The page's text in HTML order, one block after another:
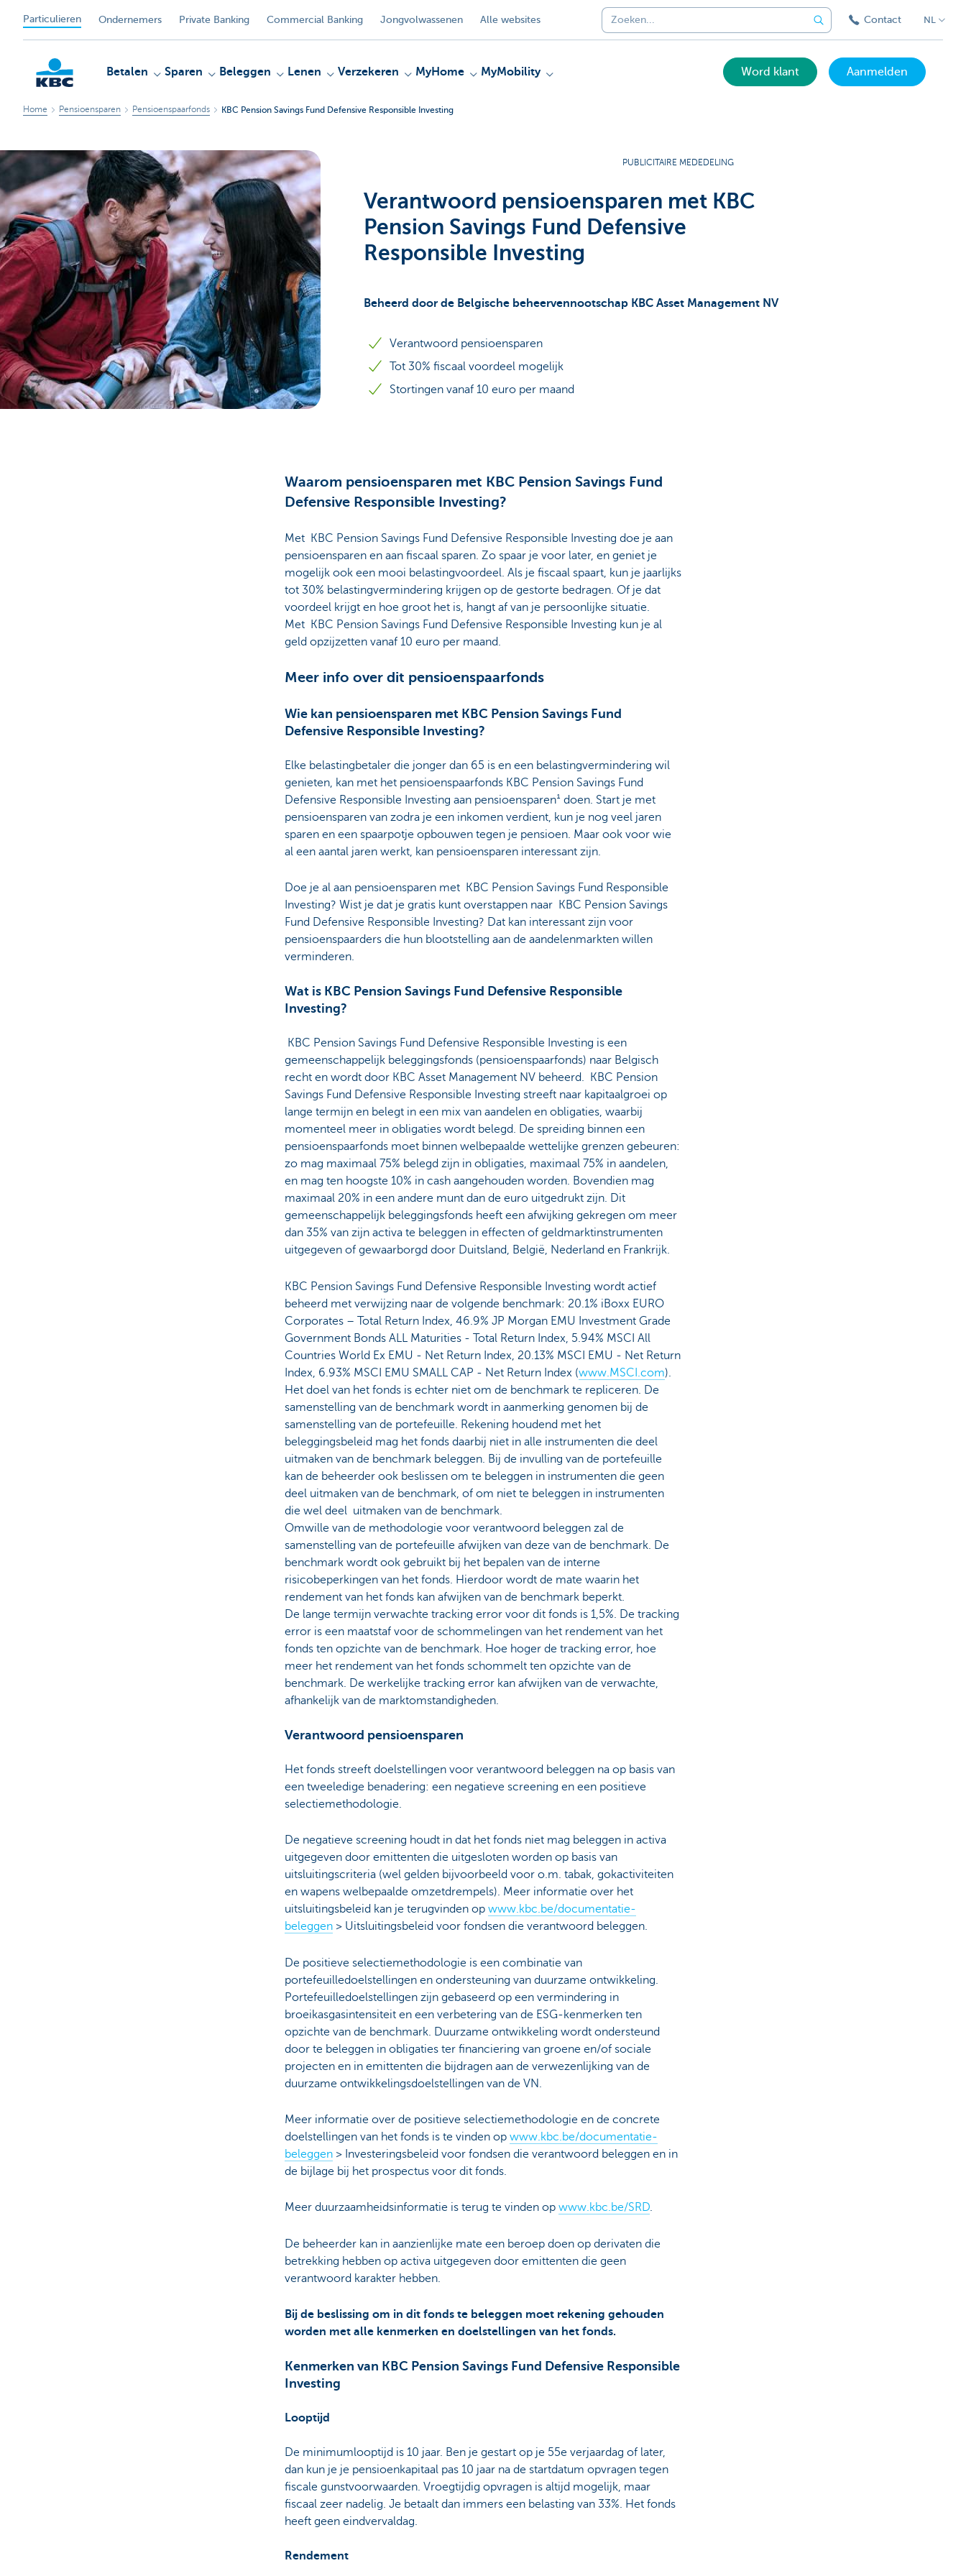
Particulieren Ondernemers Private Banking Commercial Banking Jongvolwassenen Alle websites Contact NL
KBC
Particulieren
Betalen Sparen Beleggen Lenen Verzekeren MyHome MyMobility Word klant Aanmelden
Home Pensioensparen Pensioenspaarfonds KBC Pension Savings Fund Defensive Responsible Investing
PUBLICITAIRE MEDEDELING
Verantwoord pensioensparen met KBC
Pension Savings Fund Defensive
Responsible Investing
Beheerd door de Belgische beheervennootschap KBC Asset Management NV
Verantwoord pensioensparen
Tot 30% fiscaal voordeel mogelijk
Stortingen vanaf 10 euro per maand
Waarom pensioensparen met KBC Pension Savings Fund
Defensive Responsible Investing?
Met KBC Pension Savings Fund Defensive Responsible Investing doe je aan
pensioensparen en aan fiscaal sparen. Zo spaar je voor later, en geniet je
mogelijk ook een mooi belastingvoordeel. Als je fiscaal spaart, kun je jaarlijks
tot 30% belastingvermindering krijgen op de gestorte bedragen. Of je dat
voordeel krijgt en hoe groot het is, hangt af van je persoonlijke situatie.
Met KBC Pension Savings Fund Defensive Responsible Investing kun je al
geld opzijzetten vanaf 10 euro per maand.
Meer info over dit pensioenspaarfonds
Wie kan pensioensparen met KBC Pension Savings Fund
Defensive Responsible Investing?
Elke belastingbetaler die jonger dan 65 is en een belastingvermindering wil
genieten, kan met het pensioenspaarfonds KBC Pension Savings Fund
Defensive Responsible Investing aan pensioensparen¹ doen. Start je met
pensioensparen van zodra je een inkomen verdient, kun je nog veel jaren
sparen en een spaarpotje opbouwen tegen je pensioen. Maar ook voor wie
al een aantal jaren werkt, kan pensioensparen interessant zijn.
Doe je al aan pensioensparen met KBC Pension Savings Fund Responsible
Investing? Wist je dat je gratis kunt overstappen naar KBC Pension Savings
Fund Defensive Responsible Investing? Dat kan interessant zijn voor
pensioenspaarders die hun blootstelling aan de aandelenmarkten willen
verminderen.
Wat is KBC Pension Savings Fund Defensive Responsible
Investing?
KBC Pension Savings Fund Defensive Responsible Investing is een
gemeenschappelijk beleggingsfonds (pensioenspaarfonds) naar Belgisch
recht en wordt door KBC Asset Management NV beheerd. KBC Pension
Savings Fund Defensive Responsible Investing streeft naar kapitaalgroei op
lange termijn en belegt in een mix van aandelen en obligaties, waarbij
momenteel meer in obligaties wordt belegd. De spreiding binnen een
pensioenspaarfonds moet binnen welbepaalde wettelijke grenzen gebeuren:
zo mag maximaal 75% belegd zijn in obligaties, maximaal 75% in aandelen,
en mag ten hoogste 10% in cash aangehouden worden. Bovendien mag
maximaal 20% in een andere munt dan de euro uitgedrukt zijn. Dit
gemeenschappelijk beleggingsfonds heeft een afwijking gekregen om meer
dan 35% van zijn activa te beleggen in effecten of geldmarktinstrumenten
uitgegeven of gewaarborgd door Duitsland, België, Nederland en Frankrijk.
KBC Pension Savings Fund Defensive Responsible Investing wordt actief
beheerd met verwijzing naar de volgende benchmark: 20.1% iBoxx EURO
Corporates – Total Return Index, 46.9% JP Morgan EMU Investment Grade
Government Bonds ALL Maturities - Total Return Index, 5.94% MSCI All
Countries World Ex EMU - Net Return Index, 20.13% MSCI EMU - Net Return
Index, 6.93% MSCI EMU SMALL CAP - Net Return Index (www.MSCI.com).
Het doel van het fonds is echter niet om de benchmark te repliceren. De
samenstelling van de benchmark wordt in aanmerking genomen bij de
samenstelling van de portefeuille. Rekening houdend met het
beleggingsbeleid mag het fonds daarbij niet in alle instrumenten die deel
uitmaken van de benchmark beleggen. Bij de invulling van de portefeuille
kan de beheerder ook beslissen om te beleggen in instrumenten die geen
deel uitmaken van de benchmark, of om niet te beleggen in instrumenten
die wel deel uitmaken van de benchmark.
Omwille van de methodologie voor verantwoord beleggen zal de
samenstelling van de portefeuille afwijken van deze van de benchmark. De
benchmark wordt ook gebruikt bij het bepalen van de interne
risicobeperkingen van het fonds. Hierdoor wordt de mate waarin het
rendement van het fonds kan afwijken van de benchmark beperkt.
De lange termijn verwachte tracking error voor dit fonds is 1,5%. De tracking
error is een maatstaf voor de schommelingen van het rendement van het
fonds ten opzichte van de benchmark. Hoe hoger de tracking error, hoe
meer het rendement van het fonds schommelt ten opzichte van de
benchmark. De werkelijke tracking error kan afwijken van de verwachte,
afhankelijk van de marktomstandigheden.
Verantwoord pensioensparen
Het fonds streeft doelstellingen voor verantwoord beleggen na op basis van
een tweeledige benadering: een negatieve screening en een positieve
selectiemethodologie.
De negatieve screening houdt in dat het fonds niet mag beleggen in activa
uitgegeven door emittenten die uitgesloten worden op basis van
uitsluitingscriteria (wel gelden bijvoorbeeld voor o.m. tabak, gokactiviteiten
en wapens welbepaalde omzetdrempels). Meer informatie over het
uitsluitingsbeleid kan je terugvinden op www.kbc.be/documentatie-
beleggen> Uitsluitingsbeleid voor fondsen die verantwoord beleggen.
De positieve selectiemethodologie is een combinatie van
portefeuilledoelstellingen en ondersteuning van duurzame ontwikkeling.
Portefeuilledoelstellingen zijn gebaseerd op een vermindering in
broeikasgasintensiteit en een verbetering van de ESG-kenmerken ten
opzichte van de benchmark. Duurzame ontwikkeling wordt ondersteund
door te beleggen in obligaties ter financiering van groene en/of sociale
projecten en in emittenten die bijdragen aan de verwezenlijking van de
duurzame ontwikkelingsdoelstellingen van de VN.
Meer informatie over de positieve selectiemethodologie en de concrete
doelstellingen van het fonds is te vinden op www.kbc.be/documentatie-
beleggen> Investeringsbeleid voor fondsen die verantwoord beleggen en in
de bijlage bij het prospectus voor dit fonds.
Meer duurzaamheidsinformatie is terug te vinden op www.kbc.be/SRD.
De beheerder kan in aanzienlijke mate een beroep doen op derivaten die
betrekking hebben op activa uitgegeven door emittenten die geen
verantwoord karakter hebben.
Bij de beslissing om in dit fonds te beleggen moet rekening gehouden
worden met alle kenmerken en doelstellingen van het fonds.
Kenmerken van KBC Pension Savings Fund Defensive Responsible
Investing
Looptijd
De minimumlooptijd is 10 jaar. Ben je gestart op je 55e verjaardag of later,
dan kun je je pensioenkapitaal pas 10 jaar na de startdatum opvragen tegen
fiscale gunstvoorwaarden. Vroegtijdig opvragen is altijd mogelijk, maar
fiscaal zeer nadelig. Je betaalt dan immers een belasting van 33%. Het fonds
heeft geen eindvervaldag.
Rendement